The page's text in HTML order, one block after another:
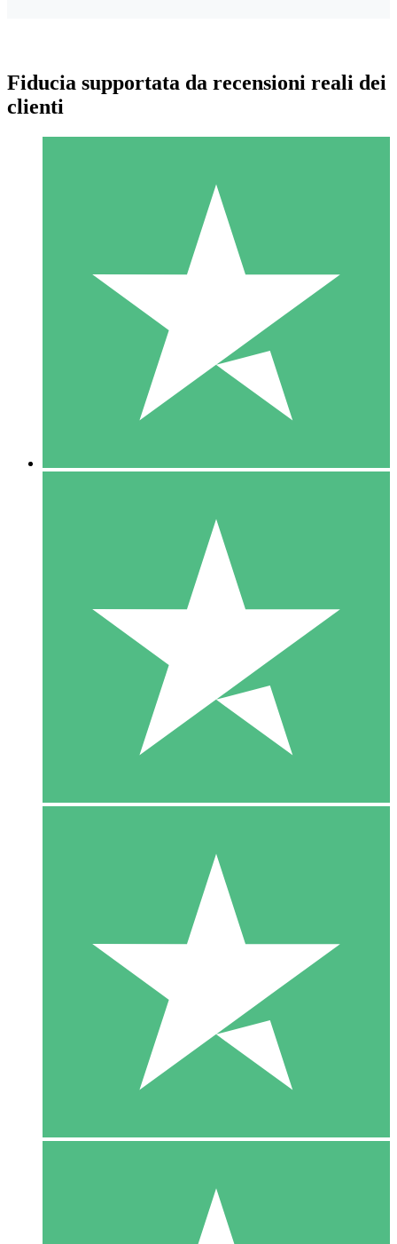
Pacchetti di Crediti Individuali
Paga a consumo con crediti di download. Nessun impegno
1 Download
10
US$1500
10 Download
20
Fiducia supportata da recensioni reali dei
clienti